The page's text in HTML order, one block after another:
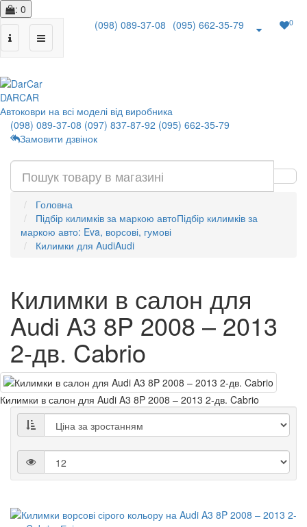
: 0
(098) 089-37-08 (095) 662-35-79 0
DARCAR
Автоковри на всі моделі від виробника
(098) 089-37-08 (097) 837-87-92 (095) 662-35-79
Замовити дзвінок
Головна
Підбір килимків за маркою автоПідбір килимків за
маркою авто: Eva, ворсові, гумові
Килимки для AudiAudi
Килимки в салон для
Audi A3 8P 2008 – 2013
2-дв. Cabrio
Килимки в салон для Audi A3 8P 2008 – 2013 2-дв. Cabrio